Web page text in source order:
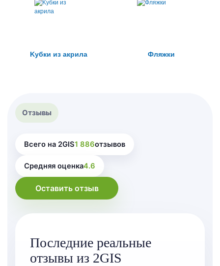
Kубки из акpила Фляжки
Отзывы
Всего на 2GIS1 886отзывов
Средняя оценка4.6
Оставить отзыв
Последние реальные
отзывы из 2GIS